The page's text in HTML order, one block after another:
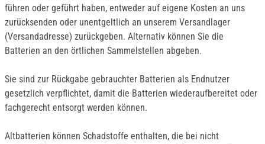
führen oder geführt haben, entweder auf eigene Kosten an uns
zurücksenden oder unentgeltlich an unserem Versandlager
(Versandadresse) zurückgeben. Alternativ können Sie die
Batterien an den örtlichen Sammelstellen abgeben.
Sie sind zur Rückgabe gebrauchter Batterien als Endnutzer
gesetzlich verpflichtet, damit die Batterien wiederaufbereitet oder
fachgerecht entsorgt werden können.
Altbatterien können Schadstoffe enthalten, die bei nicht